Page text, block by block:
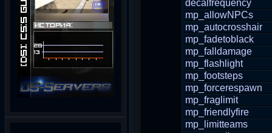
decalfrequency
mp_allowNPCs
mp_autocrosshair
mp_fadetoblack
mp_falldamage
mp_flashlight
mp_footsteps
mp_forcerespawn
mp_fraglimit
mp_friendlyfire
mp_limitteams